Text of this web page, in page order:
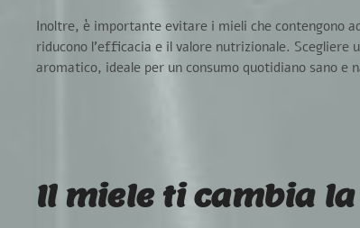
Inoltre, è importante evitare i mieli che contengono
riducono l’efficacia e il valore nutrizionale.
aromatico, ideale per un consumo quotidiano sano e
Il miele ti cambia